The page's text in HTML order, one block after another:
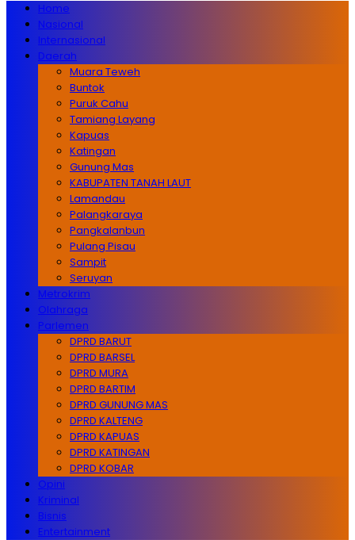
Home
Nasional
Internasional
Daerah
Muara Teweh
Buntok
Puruk Cahu
Tamiang Layang
Kapuas
Katingan
Gunung Mas
KABUPATEN TANAH LAUT
Lamandau
Palangkaraya
Pangkalanbun
Pulang Pisau
Sampit
Seruyan
Metrokrim
Olahraga
Parlemen
DPRD BARUT
DPRD BARSEL
DPRD MURA
DPRD BARTIM
DPRD GUNUNG MAS
DPRD KALTENG
DPRD KAPUAS
DPRD KATINGAN
DPRD KOBAR
Opini
Kriminal
Bisnis
Entertainment